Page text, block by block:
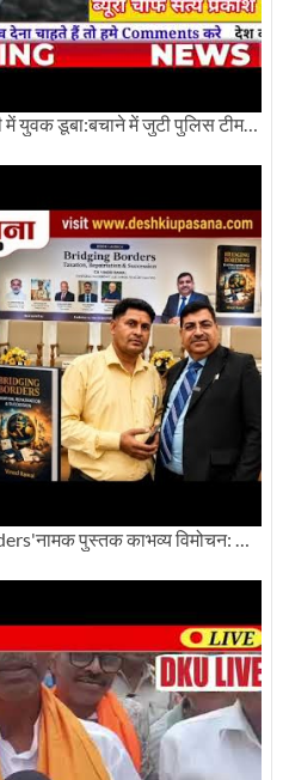
नोएडा सेक्टर63 के पास हिंडननदी में युवक डूबा:बचाने में जुटी पुलिस टीम: देखिए पूरी ग्राउंड रिपोर्टिंग